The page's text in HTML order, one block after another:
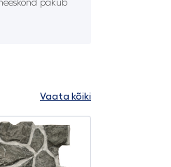
pakub
Vaata kõiki